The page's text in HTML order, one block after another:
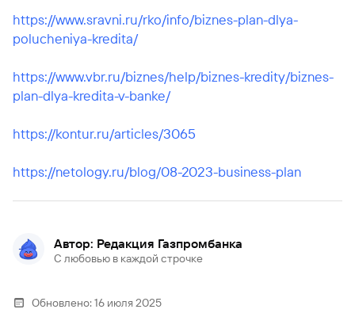
https://www.sravni.ru/rko/info/biznes-plan-dlya-
polucheniya-kredita/
https://www.vbr.ru/biznes/help/biznes-kredity/biznes-
plan-dlya-kredita-v-banke/
https://kontur.ru/articles/3065
https://netology.ru/blog/08-2023-business-plan
Автор: Редакция Газпромбанка
С любовью в каждой строчке
Обновлено:16 июля 2025